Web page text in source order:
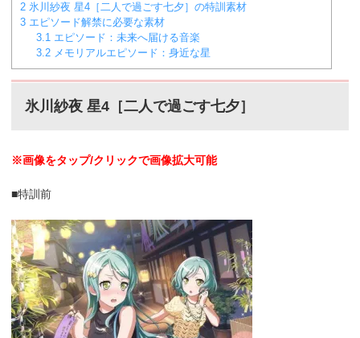
2 氷川紗夜 星4［二人で過ごす七夕］の特訓素材
3 エピソード解禁に必要な素材
3.1 エピソード：未来へ届ける音楽
3.2 メモリアルエピソード：身近な星
氷川紗夜 星4［二人で過ごす七夕］
※画像をタップ/クリックで画像拡大可能
■特訓前